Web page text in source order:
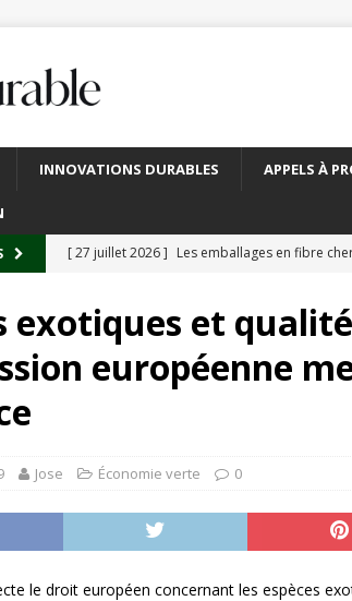
INNOVATIONS DURABLES APPELS À
[ 27 juillet 2026 ] Les emballages en fibre
[ 20 juillet 2026 ] Un nouveau carton recyclé
circulaire
ACTUALITÉS DES ENTREPRISES
[ 6 juillet 2026 ] Bruxelles encadre le
L’INTERNATIONAL
[ 3 août 2026 ] Le solaire et l’éolien
À L’INTERNATIONAL
exotiques et
européenne
Jose Économie verte 0
le droit européen concernant les espèces